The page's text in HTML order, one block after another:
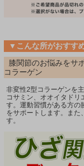
▼こんな所がおすす
膝関節のお悩みをサ
コラーゲン
非変性2型コラーゲンを
コサミン、オオイタド
す。運動習慣がある方の
をサポートします。また
す。